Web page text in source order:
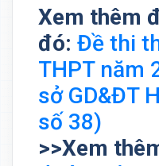
Xem thêm
đó: Đề thi
THPT năm
sở GD&ĐT
số 38)
>>Xem